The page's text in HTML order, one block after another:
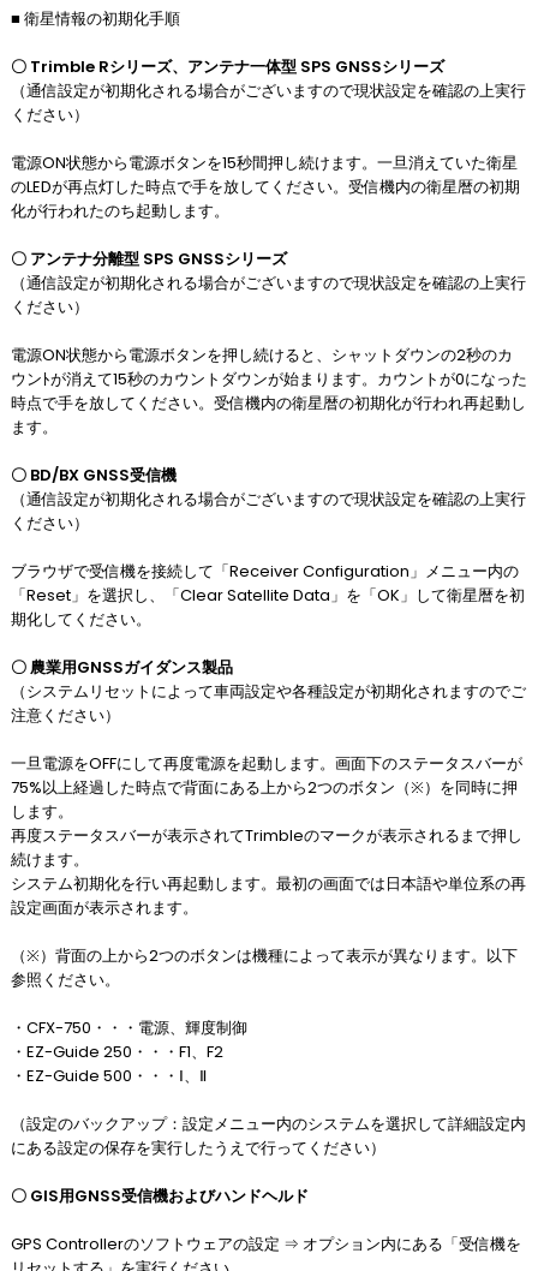
■ 衛星情報の初期化手順
〇 Trimble Rシリーズ、アンテナ一体型 SPS GNSSシリーズ
（通信設定が初期化される場合がございますので現状設定を確認の上実行
ください）
電源ON状態から電源ボタンを15秒間押し続けます。一旦消えていた衛星
のLEDが再点灯した時点で手を放してください。受信機内の衛星暦の初期
化が行われたのち起動します。
〇 アンテナ分離型 SPS GNSSシリーズ
（通信設定が初期化される場合がございますので現状設定を確認の上実行
ください）
電源ON状態から電源ボタンを押し続けると、シャットダウンの2秒のカ
ウンﾄが消えて15秒のカウントダウンが始まります。カウントが0になった
時点で手を放してください。受信機内の衛星暦の初期化が行われ再起動し
ます。
〇 BD/BX GNSS受信機
（通信設定が初期化される場合がございますので現状設定を確認の上実行
ください）
ブラウザで受信機を接続して「Receiver Configuration」メニュー内の
「Reset」を選択し、「Clear Satellite Data」を「OK」して衛星暦を初
期化してください。
〇 農業用GNSSガイダンス製品
（システムリセットによって車両設定や各種設定が初期化されますのでご
注意ください）
一旦電源をOFFにして再度電源を起動します。画面下のステータスバーが
75%以上経過した時点で背面にある上から2つのボタン（※）を同時に押
します。
再度ステータスバーが表示されてTrimbleのマークが表示されるまで押し
続けます。
システム初期化を行い再起動します。最初の画面では日本語や単位系の再
設定画面が表示されます。
（※）背面の上から2つのボタンは機種によって表示が異なります。以下
参照ください。
・CFX-750・・・電源、輝度制御
・EZ-Guide 250・・・F1、F2
・EZ-Guide 500・・・Ⅰ、Ⅱ
（設定のバックアップ：設定メニュー内のシステムを選択して詳細設定内
にある設定の保存を実行したうえで行ってください）
〇 GIS用GNSS受信機およびハンドヘルド
GPS Controllerのソフトウェアの設定 ⇒ オプション内にある「受信機を